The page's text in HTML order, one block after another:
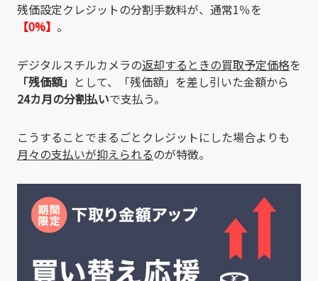
残価設定クレジットの分割手数料が、通常1％を
【0%】 。
デジタルスチルカメラの返却するときの買取予定価格を
「残価額」 として、「残価額」を差し引いた金額から
24カ月の分割払いで支払う。
こうすることでまるごとクレジットにした場合よりも
月々の支払いが抑えられるのが特徴。